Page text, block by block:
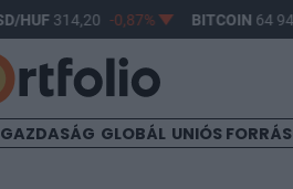
HUF 314,20 -0,87% BITCOIN64
GAZDASÁG GLOBÁL UNIÓS